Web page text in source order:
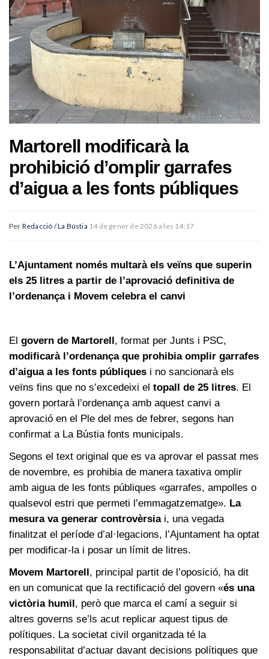
Martorell modificarà la
prohibició d’omplir garrafes
d’aigua a les fonts públiques
Per Redacció / La Bústia 14 de gener de 2026 a les 14:17
L’Ajuntament només multarà els veïns que superin
els 25 litres a partir de l’aprovació definitiva de
l’ordenança i Movem celebra el canvi
El govern de Martorell, format per Junts i PSC,
modificarà l’ordenança que prohibia omplir garrafes
d’aigua a les fonts públiques i no sancionarà els
veïns fins que no s’excedeixi el topall de 25 litres. El
govern portarà l’ordenança amb aquest canvi a
aprovació en el Ple del mes de febrer, segons han
confirmat a La Bústia fonts municipals.
Segons el text original que es va aprovar el passat mes
de novembre, es prohibia de manera taxativa omplir
amb aigua de les fonts públiques «garrafes, ampolles o
qualsevol estri que permeti l’emmagatzematge». La
mesura va generar controvèrsiai, una vegada
finalitzat el període d’al·legacions, l’Ajuntament ha optat
per modificar-la i posar un límit de litres.
Movem Martorell, principal partit de l’oposició, ha dit
en un comunicat que la rectificació del govern «és una
victòria humil, però que marca el camí a seguir si
altres governs se’ls acut replicar aquest tipus de
polítiques. La societat civil organitzada té la
responsabilitat d’actuar davant decisions polítiques que